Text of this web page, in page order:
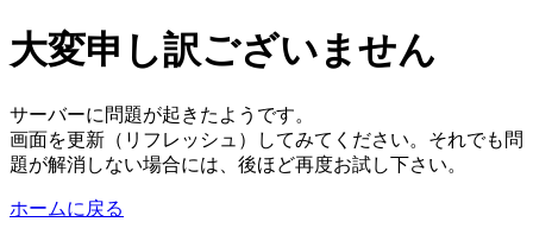
大変申し訳ございません
サーバーに問題が起きたようです。
画面を更新（リフレッシュ）してみてください。それでも問
題が解消しない場合には、後ほど再度お試し下さい。
ホームに戻る